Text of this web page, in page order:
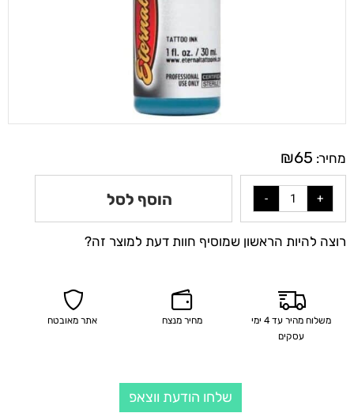
מחיר: ₪65
הוסף לסל
רוצה להיות הראשון שמוסיף חוות דעת למוצר זה?
משלוח מהיר עד 4 ימי
עסקים
מחיר מנצח אתר מאובטח
שלחו הודעת ווצאפ